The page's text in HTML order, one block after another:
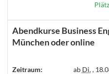
Abendkurse Business
München oder online
Zeitraum: ab Di.,